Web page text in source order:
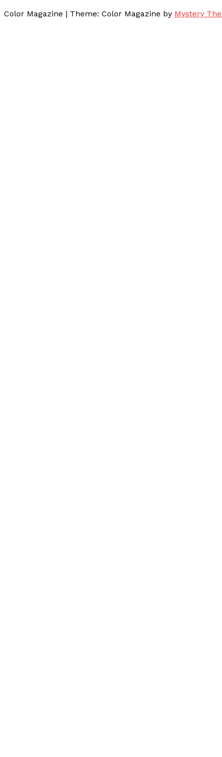
Color Magazine | Theme: Color Magazine by Mystery